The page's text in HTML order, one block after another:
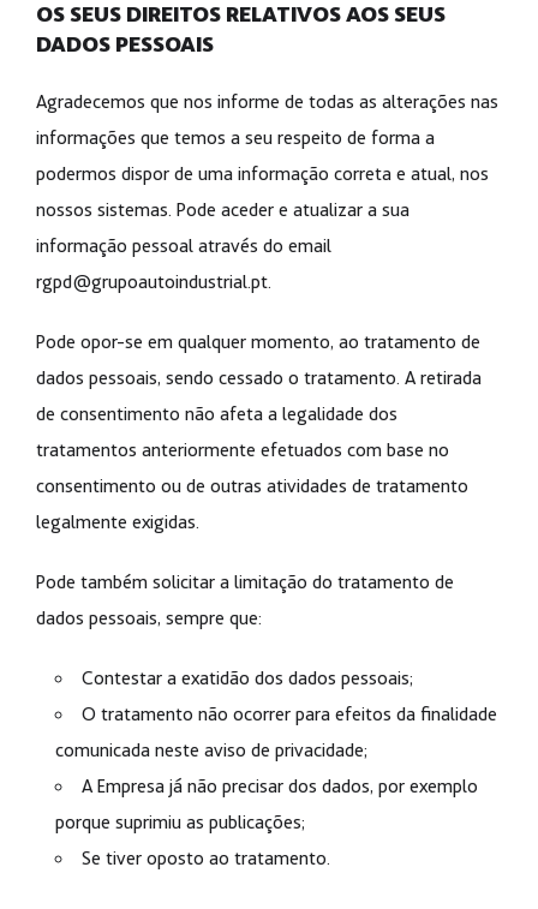
OS SEUS DIREITOS RELATIVOS AOS SEUS
DADOS PESSOAIS
Agradecemos que nos informe de todas as alterações nas
informações que temos a seu respeito de forma a
podermos dispor de uma informação correta e atual, nos
nossos sistemas. Pode aceder e atualizar a sua
informação pessoal através do email
rgpd@grupoautoindustrial.pt.
Pode opor-se em qualquer momento, ao tratamento de
dados pessoais, sendo cessado o tratamento. A retirada
de consentimento não afeta a legalidade dos
tratamentos anteriormente efetuados com base no
consentimento ou de outras atividades de tratamento
legalmente exigidas.
Pode também solicitar a limitação do tratamento de
dados pessoais, sempre que:
Contestar a exatidão dos dados pessoais;
O tratamento não ocorrer para efeitos da finalidade
comunicada neste aviso de privacidade;
A Empresa já não precisar dos dados, por exemplo
porque suprimiu as publicações;
Se tiver oposto ao tratamento.